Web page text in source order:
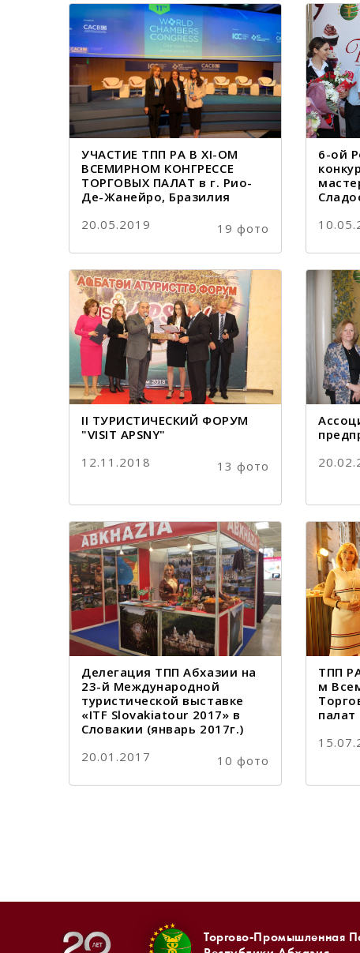
УЧАСТИЕ ТПП РА В XI-ОМ
ВСЕМИРНОМ КОНГРЕССЕ
ТОРГОВЫХ ПАЛАТ в г. Рио-
Де-Жанейро, Бразилия
20.05.2019
19 фото
6-ой
II ТУРИСТИЧЕСКИЙ ФОРУМ
"VISIT APSNY"
12.11.2018
13 фото
Делегация ТПП Абхазии на
23-й Международной
туристической выставке
«ITF Slovakiatour 2017» в
Словакии (январь 2017г.)
20.01.2017
10 фото
ТПП
м
Торгово-Промышленная